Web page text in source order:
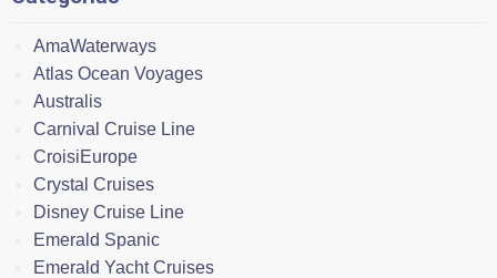
AmaWaterways
Atlas Ocean Voyages
Australis
Carnival Cruise Line
CroisiEurope
Crystal Cruises
Disney Cruise Line
Emerald Spanic
Emerald Yacht Cruises